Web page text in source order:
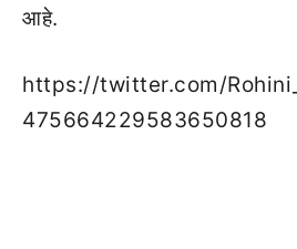
आहे.
https://twitter.com/
475664229583650818